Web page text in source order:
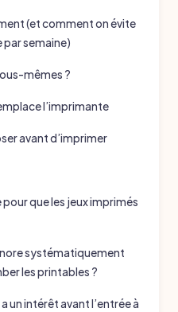
(et comment on évite
par semaine)
mêmes ?
l’imprimante
avant d’imprimer
que les jeux imprimés
systématiquement
les printables ?
un intérêt avant l’entrée à